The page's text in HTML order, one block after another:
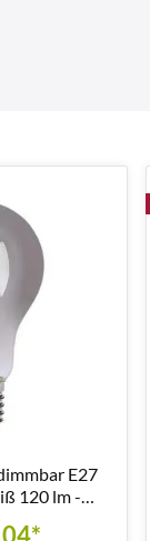
E27
120 lm -